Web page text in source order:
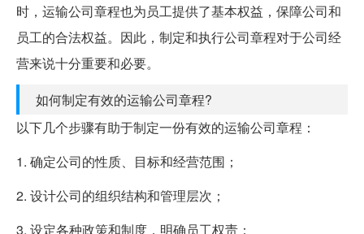
时，运输公司章程也为员工提供了基本权益，保障公司和
员工的合法权益。因此，制定和执行公司章程对于公司经
营来说十分重要和必要。
如何制定有效的运输公司章程?
以下几个步骤有助于制定一份有效的运输公司章程：
1. 确定公司的性质、目标和经营范围；
2. 设计公司的组织结构和管理层次；
3. 设定各种政策和制度，明确员工权责；